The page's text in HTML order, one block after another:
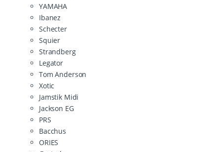
YAMAHA
Ibanez
Schecter
Squier
Strandberg
Legator
Tom Anderson
Xotic
Jamstik Midi
Jackson EG
PRS
Bacchus
ORIES